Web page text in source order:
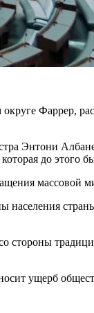
Фаррер,
Энтони
до этого
массовой
населения
стороны
ущерб